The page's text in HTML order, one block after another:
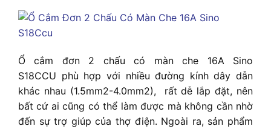
Ổ cắm đơn 2 chấu có màn che 16A Sino
S18CCU phù hợp với nhiều đường kính dây dẫn
khác nhau (1.5mm2-4.0mm2),
rất dễ lắp đặt, nên
bất cứ ai cũng có thể làm được mà không cần nhờ
đến sự trợ giúp của thợ điện. Ngoài ra, sản phẩm